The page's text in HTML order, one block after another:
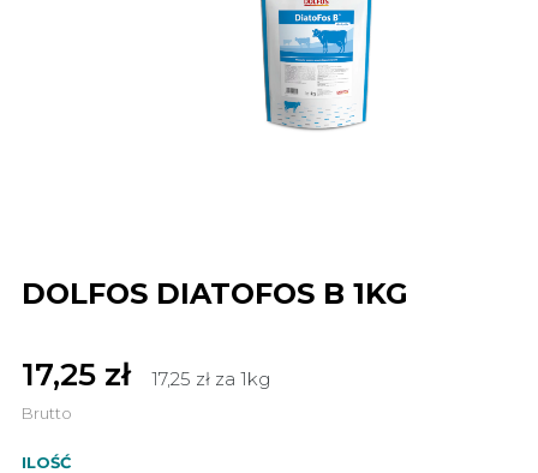
DOLFOS DIATOFOS B 1KG
17,25 zł 17,25 zł za 1kg
Brutto
ILOŚĆ